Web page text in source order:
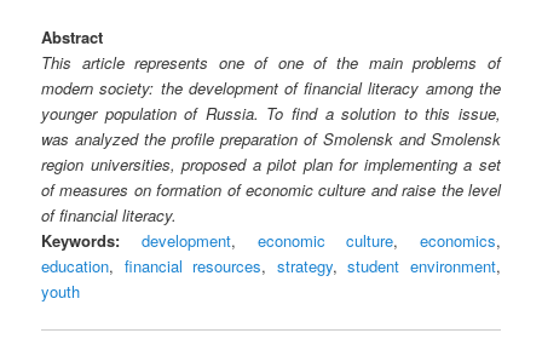
Abstract
This article represents one of one of the main problems of
modern society: the development of financial literacy among the
younger population of Russia. To find a solution to this issue,
was analyzed the profile preparation of Smolensk and Smolensk
region universities, proposed a pilot plan for implementing a set
of measures on formation of economic culture and raise the level
of financial literacy.
Keywords:
development, economic culture, economics,
education, financial resources, strategy,student environment,
youth